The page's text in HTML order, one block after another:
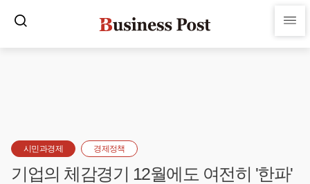
시민과경제 경제정책
기업의 체감경기 12월에도 여전히 '한파'